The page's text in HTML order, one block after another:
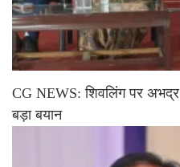
CG NEWS: शिवलिंग पर अभद्र
बड़ा बयान